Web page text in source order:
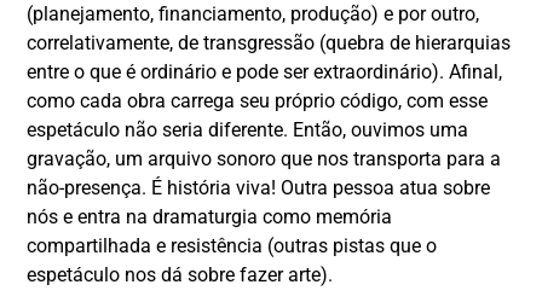
(planejamento, financiamento, produção) e por outro,
correlativamente, de transgressão (quebra de hierarquias
entre o que é ordinário e pode ser extraordinário). Afinal,
como cada obra carrega seu próprio código, com esse
espetáculo não seria diferente. Então, ouvimos uma
gravação, um arquivo sonoro que nos transporta para a
não-presença. É história viva! Outra pessoa atua sobre
nós e entra na dramaturgia como memória
compartilhada e resistência (outras pistas que o
espetáculo nos dá sobre fazer arte).